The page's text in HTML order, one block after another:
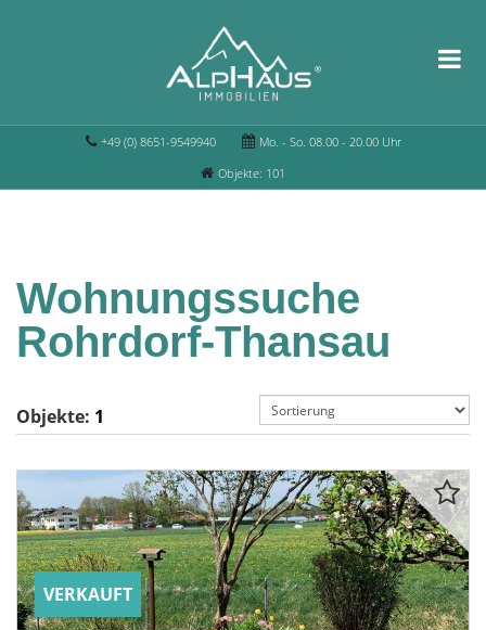
+49 (0) 8651-9549940
Mo. - So. 08.00 - 20.00 Uhr
Objekte: 101
Wohnungssuche
Rohrdorf-Thansau
Objekte: 1
VERKAUFT